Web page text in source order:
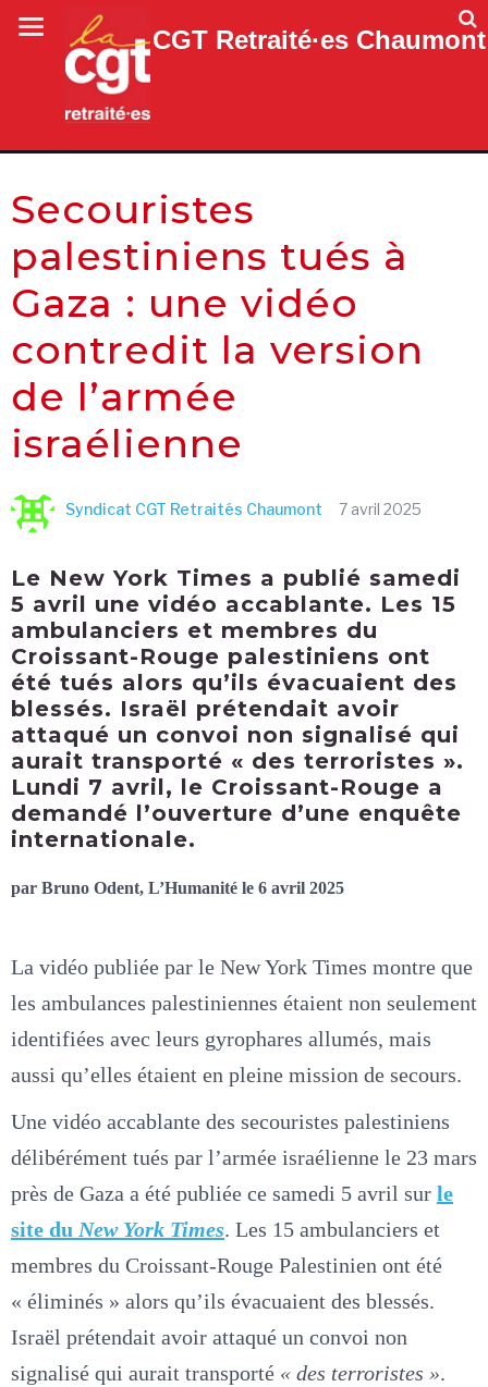
CGT Retraité·es Chaumont
Secouristes
palestiniens tués à
Gaza : une vidéo
contredit la version
de l’armée
israélienne
Syndicat CGT Retraités Chaumont 7 avril 2025
Le New York Times a publié samedi
5 avril une vidéo accablante. Les 15
ambulanciers et membres du
Croissant-Rouge palestiniens ont
été tués alors qu’ils évacuaient des
blessés. Israël prétendait avoir
attaqué un convoi non signalisé qui
aurait transporté « des terroristes ».
Lundi 7 avril, le Croissant-Rouge a
demandé l’ouverture d’une enquête
internationale.
par Bruno Odent, L’Humanité le 6 avril 2025
La vidéo publiée par le New York Times montre que
les ambulances palestiniennes étaient non seulement
identifiées avec leurs gyrophares allumés, mais
aussi qu’elles étaient en pleine mission de secours.
Une vidéo accablante des secouristes palestiniens
délibérément tués par l’armée israélienne le 23 mars
près de Gaza a été publiée ce samedi 5 avril sur le
site du New York Times. Les 15 ambulanciers et
membres du Croissant-Rouge Palestinien ont été
« éliminés » alors qu’ils évacuaient des blessés.
Israël prétendait avoir attaqué un convoi non
signalisé qui aurait transporté « des terroristes ».